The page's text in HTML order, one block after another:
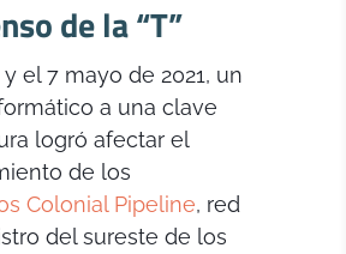
de la “T”
el 7 mayo de 2021, un
a una clave
logró afectar el
de los
Colonial Pipeline, red
del sureste de los